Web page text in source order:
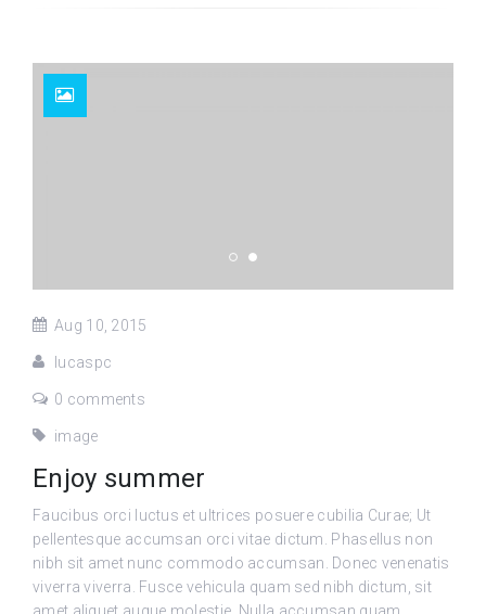
Aug 10, 2015
lucaspc
0 comments
image
Enjoy summer
Faucibus orci luctus et ultrices posuere cubilia Curae; Ut
pellentesque accumsan orci vitae dictum. Phasellus non
nibh sit amet nunc commodo accumsan. Donec venenatis
viverra viverra. Fusce vehicula quam sed nibh dictum, sit
amet aliquet augue molestie. Nulla accumsan quam